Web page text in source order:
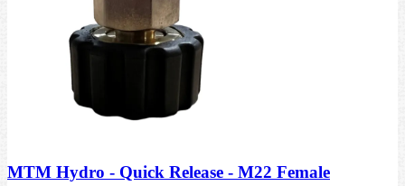
MTM Hydro - Quick Release - M22 Female